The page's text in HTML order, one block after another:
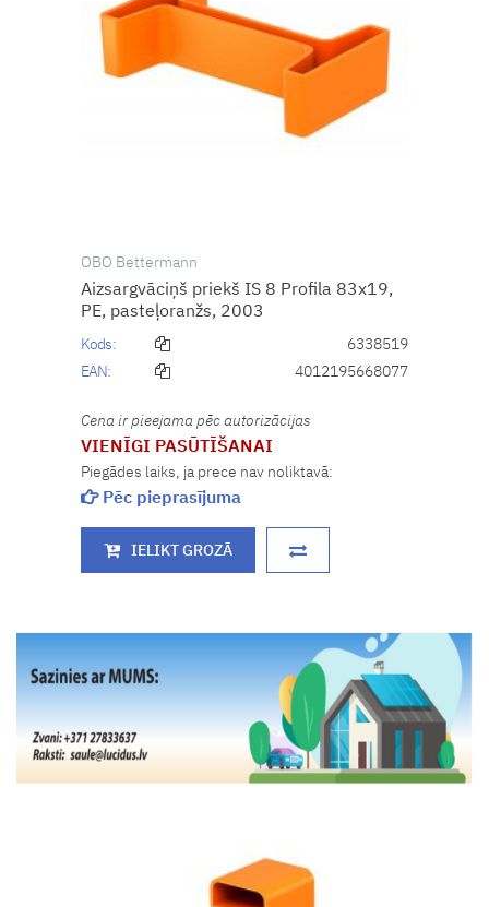
OBO Bettermann
Aizsargvāciņš priekš IS 8 Profila 83x19,
PE, pasteļoranžs, 2003
Kods:
6338519
EAN:
4012195668077
Cena ir pieejama pēc autorizācijas
VIENĪGI PASŪTĪŠANAI
Piegādes laiks, ja prece nav noliktavā:
Pēc pieprasījuma
IELIKT GROZĀ